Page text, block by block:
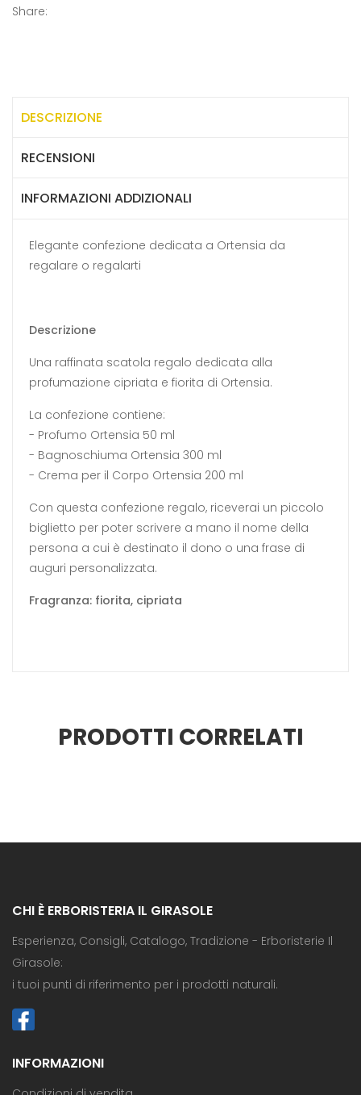
Share:
DESCRIZIONE
RECENSIONI
INFORMAZIONI ADDIZIONALI
Elegante confezione dedicata a Ortensia da
regalare o regalarti
Descrizione
Una raffinata scatola regalo dedicata alla
profumazione cipriata e fiorita di Ortensia.
La confezione contiene:
- Profumo Ortensia 50 ml
- Bagnoschiuma Ortensia 300 ml
- Crema per il Corpo Ortensia 200 ml
Con questa confezione regalo, riceverai un piccolo
biglietto per poter scrivere a mano il nome della
persona a cui è destinato il dono o una frase di
auguri personalizzata.
Fragranza: fiorita, cipriata
PRODOTTI CORRELATI
CHI È ERBORISTERIA IL GIRASOLE
Esperienza, Consigli, Catalogo, Tradizione - Erboristerie Il
Girasole:
i tuoi punti di riferimento per i prodotti naturali.
INFORMAZIONI